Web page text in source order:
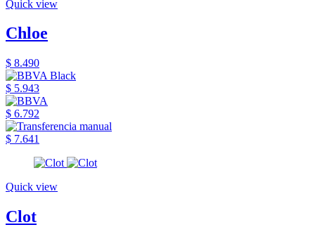
Quick view
Chloe
$ 8.490
$ 5.943
$ 6.792
$ 7.641
Quick view
Clot